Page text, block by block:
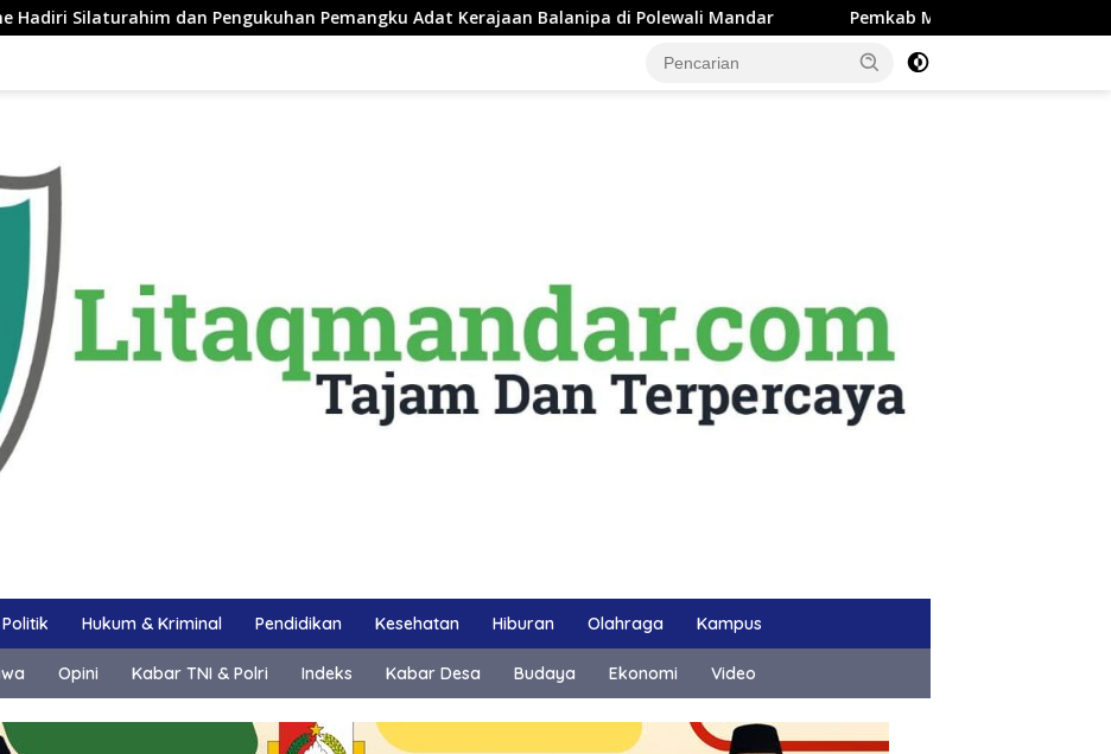
dan Pengukuhan Pemangku Adat Kerajaan Balanipa di Polewali Mandar Pemkab Majene Terapkan Sistem Payroll
Politik Hukum & Kriminal Pendidikan Kesehatan Hiburan Olahraga Kampus
Opini Kabar TNI & Polri Indeks Kabar Desa Budaya Ekonomi Video